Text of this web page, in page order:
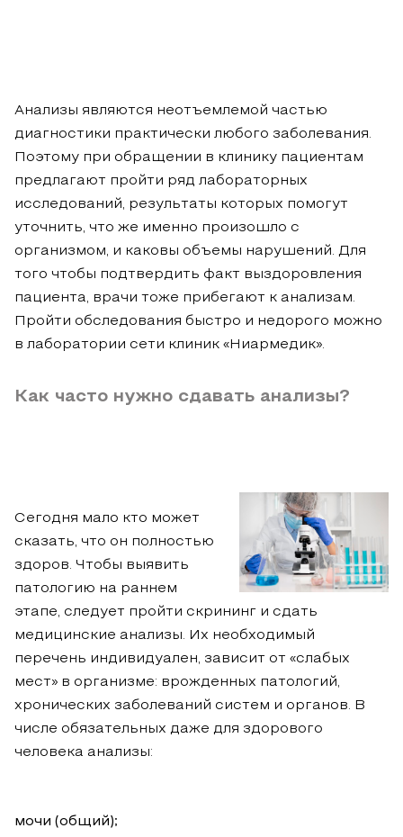
Анализы являются неотъемлемой частью
диагностики практически любого заболевания.
Поэтому при обращении в клинику пациентам
предлагают пройти ряд лабораторных
исследований, результаты которых помогут
уточнить, что же именно произошло с
организмом, и каковы объемы нарушений. Для
того чтобы подтвердить факт выздоровления
пациента, врачи тоже прибегают к анализам.
Пройти обследования быстро и недорого можно
в лаборатории сети клиник «Ниармедик».
Как часто нужно сдавать анализы?
Сегодня мало кто может
сказать, что он полностью
здоров. Чтобы выявить
патологию на раннем
этапе, следует пройти скрининг и сдать
медицинские анализы. Их необходимый
перечень индивидуален, зависит от «слабых
мест» в организме: врожденных патологий,
хронических заболеваний систем и органов. В
числе обязательных даже для здорового
человека анализы:
мочи (общий);